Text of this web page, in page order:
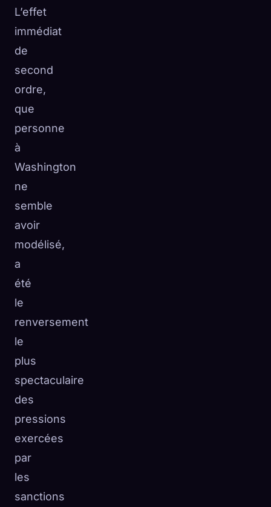
L’effet
immédiat
de
second
ordre,
que
personne
à
Washington
ne
semble
avoir
modélisé,
a
été
le
renversement
le
plus
spectaculaire
des
pressions
exercées
par
les
sanctions